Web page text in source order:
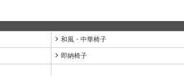
和風・中華椅子
即納椅子